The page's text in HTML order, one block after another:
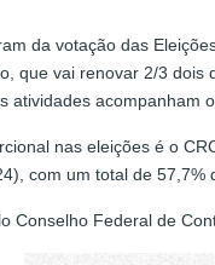
da votação das
que vai renovar 2/3
atividades acompanham
nas eleições é o
com um total de 57,7%
Conselho Federal de